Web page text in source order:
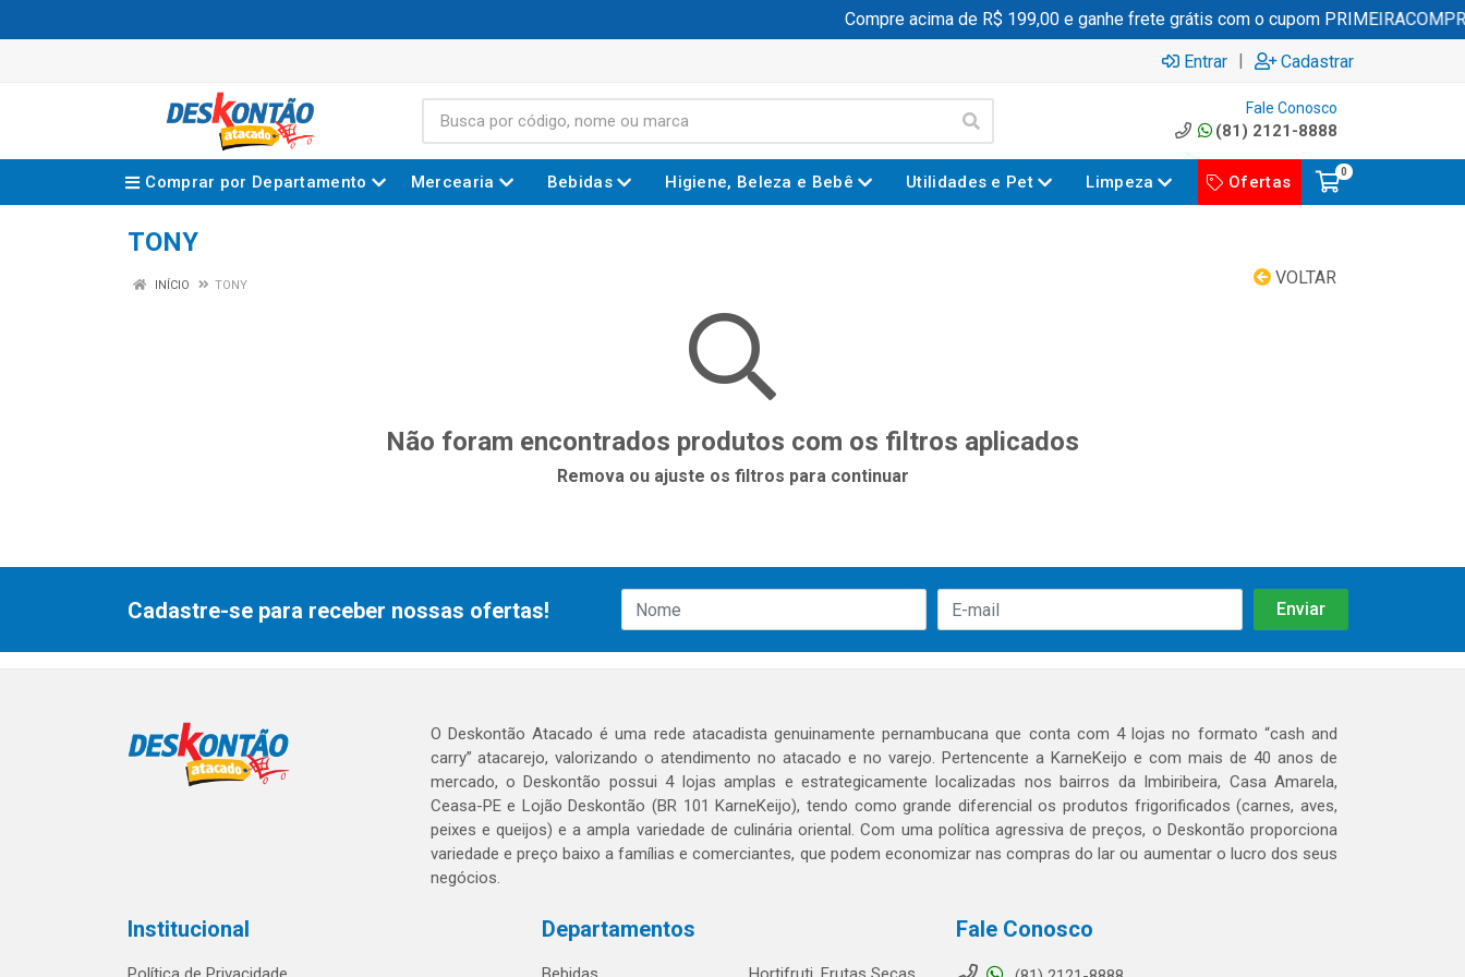
Compre acima de R$ 199,00 e ganhe frete grátis com o cupom PRIMEIRACOMPRA
Entrar | Cadastrar
Fale Conosco
(81) 2121-8888
Comprar por Departamento Mercearia Bebidas Higiene, Beleza e Bebê Utilidades e Pet Limpeza Ofertas
0
TONY
VOLTAR
INÍCIO TONY
Não foram encontrados produtos com os filtros aplicados
Remova ou ajuste os filtros para continuar
Cadastre-se para receber nossas ofertas!
O Deskontão Atacado é uma rede atacadista genuinamente pernambucana que conta com 4 lojas no formato “cash and
carry” atacarejo, valorizando o atendimento no atacado e no varejo. Pertencente a KarneKeijo e com mais de 40 anos de
mercado, o Deskontão possui 4 lojas amplas e estrategicamente localizadas nos bairros da Imbiribeira, Casa Amarela,
Ceasa-PE e Lojão Deskontão (BR 101 KarneKeijo), tendo como grande diferencial os produtos frigorificados (carnes, aves,
peixes e queijos) e a ampla variedade de culinária oriental. Com uma política agressiva de preços, o Deskontão proporciona
variedade e preço baixo a famílias e comerciantes, que podem economizar nas compras do lar ou aumentar o lucro dos seus
negócios.
Institucional Departamentos Fale Conosco